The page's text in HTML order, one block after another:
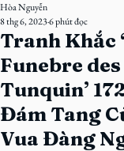
Tranh Khắc
Funebre
Tunquin’
Đám Tang
Vua Đàng
Hòa Nguyễn
8 thg 6, 20236 phút đọc